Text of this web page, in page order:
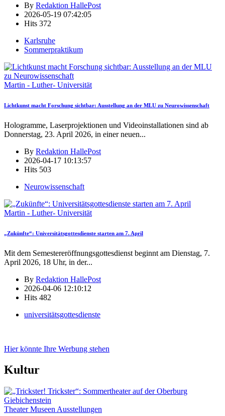
By Redaktion HallePost
2026-05-19 07:42:05
Hits 372
Karlsruhe
Sommerpraktikum
Martin - Luther- Universität
Lichtkunst macht Forschung sichtbar: Ausstellung an der MLU zu Neurowissenschaft
Hologramme, Laserprojektionen und Videoinstallationen sind ab
Donnerstag, 23. April 2026, in einer neuen...
By Redaktion HallePost
2026-04-17 10:13:57
Hits 503
Neurowissenschaft
Martin - Luther- Universität
„Zukünfte“: Universitätsgottesdienste starten am 7. April
Mit dem Semestereröffnungsgottesdienst beginnt am Dienstag, 7.
April 2026, 18 Uhr, in der...
By Redaktion HallePost
2026-04-06 12:10:12
Hits 482
universitätsgottesdienste
Hier könnte Ihre Werbung stehen
Kultur
Theater Museen Ausstellungen